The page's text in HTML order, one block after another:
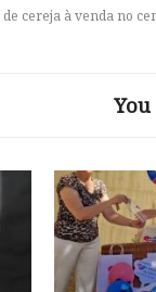
cereja à venda no